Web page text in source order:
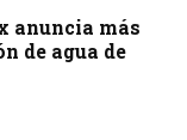
anuncia más
de agua de